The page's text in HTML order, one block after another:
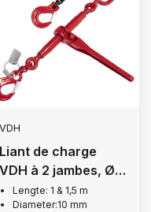
VDH
Liant de charge
VDH à 2 jambes, Ø
10 mm
Lengte: 1 & 1,5 m
Diameter:10 mm